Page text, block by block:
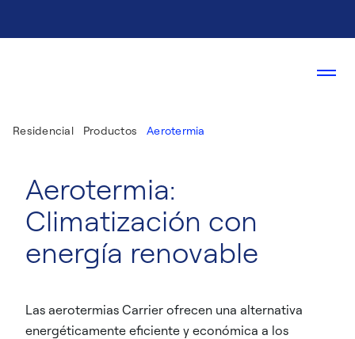
Residencial Productos Aerotermia
Aerotermia:
Climatización con
energía renovable
Las aerotermias Carrier ofrecen una alternativa
energéticamente eficiente y económica a los